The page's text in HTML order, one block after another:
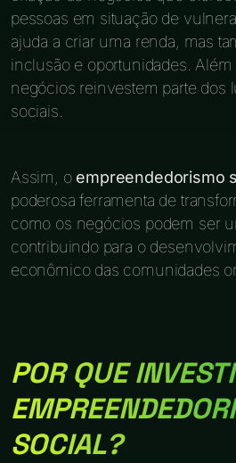
pessoas em situação de
ajuda a criar uma renda, mas
inclusão e oportunidades.
negócios reinvestem parte dos
sociais.
Assim, o empreendedorismo
poderosa ferramenta de
como os negócios podem ser
contribuindo para o
econômico das comunidades
POR QUE
SOCIAL?